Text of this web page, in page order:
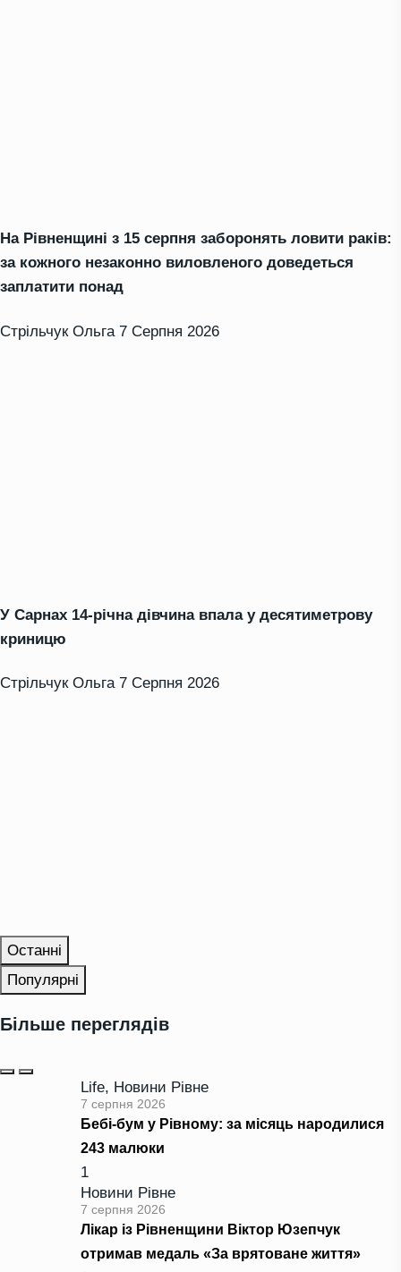
На Рівненщині з 15 серпня заборонять ловити раків:
за кожного незаконно виловленого доведеться
заплатити понад
Стрільчук Ольга 7 Серпня 2026
У Сарнах 14-річна дівчина впала у десятиметрову
криницю
Стрільчук Ольга 7 Серпня 2026
Останні
Популярні
Більше переглядів
Life, Новини Рівне
7 серпня 2026
Бебі-бум у Рівному: за місяць народилися
243 малюки
1
Новини Рівне
7 серпня 2026
Лікар із Рівненщини Віктор Юзепчук
отримав медаль «За врятоване життя»